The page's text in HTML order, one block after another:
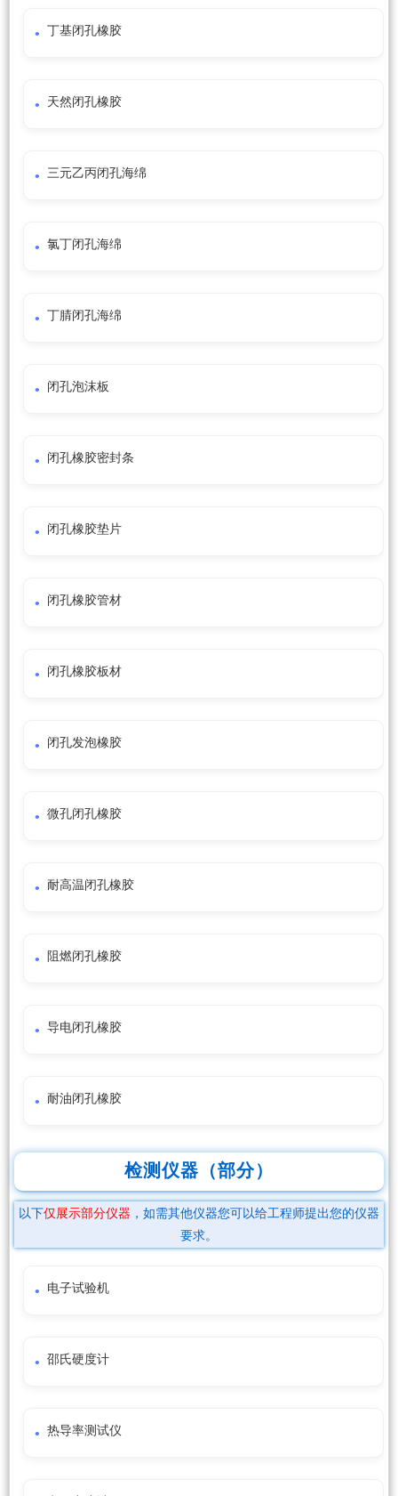
丁基闭孔橡胶
天然闭孔橡胶
三元乙丙闭孔海绵
氯丁闭孔海绵
丁腈闭孔海绵
闭孔泡沫板
闭孔橡胶密封条
闭孔橡胶垫片
闭孔橡胶管材
闭孔橡胶板材
闭孔发泡橡胶
微孔闭孔橡胶
耐高温闭孔橡胶
阻燃闭孔橡胶
导电闭孔橡胶
耐油闭孔橡胶
检测仪器（部分）
以下仅展示部分仪器 ，如需其他仪器您可以给工程师提出您的仪器
要求。
电子试验机
邵氏硬度计
热导率测试仪